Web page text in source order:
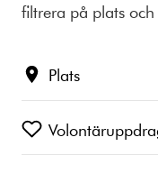
filtrera på plats
Plats